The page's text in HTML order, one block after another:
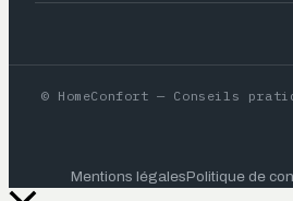
© HomeConfort — Conseils
Mentions légalesPolitique de